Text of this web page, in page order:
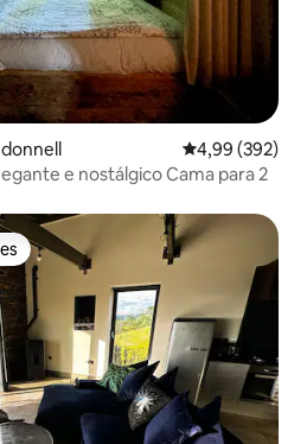
4,99 de uma
4,99 (392)
e nostálgico Cama para 2
dos hóspedes